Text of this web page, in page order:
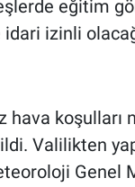
eğitim
izinli
hava koşulları
Valilikten
Genel